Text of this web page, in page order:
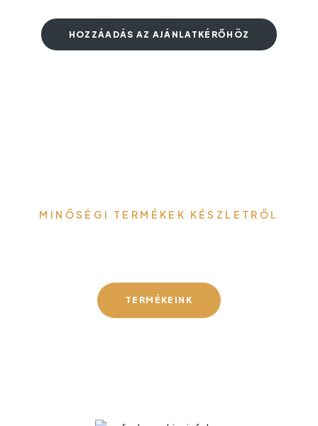
HOZZÁADÁS AZ AJÁNLATKÉRŐHÖZ
MINŐSÉGI TERMÉKEK KÉSZLETRŐL
TERMÉKEINK